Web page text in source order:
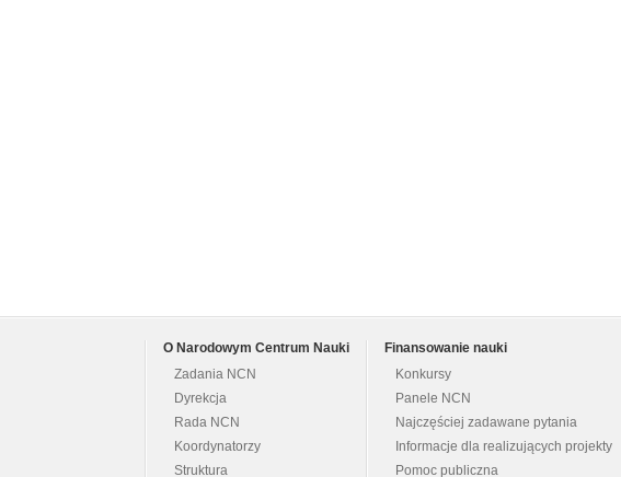
O Narodowym Centrum Nauki
Zadania NCN
Dyrekcja
Rada NCN
Koordynatorzy
Struktura
Finansowanie nauki
Konkursy
Panele NCN
Najczęściej zadawane pytania
Informacje dla realizujących projekty
Pomoc publiczna